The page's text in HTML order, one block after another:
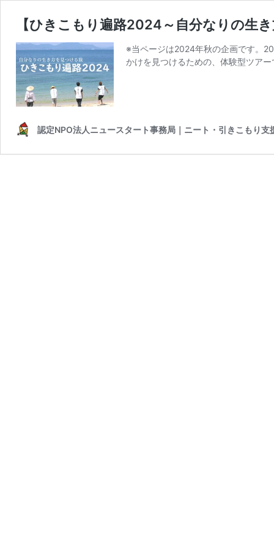
【ひきこもり遍路2024～自分なりの生
※当ページは2024年秋の企画です。
かけを見つけるための、体験型ツア
認定NPO法人ニュースタート事務局｜ニート・引きこもり支